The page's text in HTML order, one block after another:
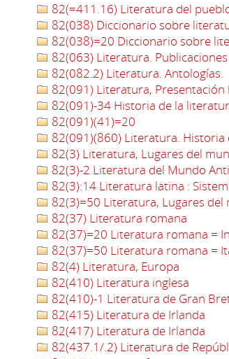
82(=411.16) Literatura del
82(038) Diccionario sobre
82(038)=20 Diccionario sobre
82(063) Literatura.
82(082.2) Literatura. Antologías.
82(091) Literatura,
82(091)-34 Historia de la
82(091)(41)=20
82(091)(860) Literatura.
82(3) Literatura, Lugares del
82(3)-2 Literatura del Mundo
82(3):14 Literatura latina :
82(3)=50 Literatura, Lugares
82(37) Literatura romana
82(37)=20 Literatura romana =
82(37)=50 Literatura romana =
82(4) Literatura, Europa
82(410) Literatura inglesa
82(410)-1 Literatura de Gran
82(415) Literatura de Irlanda
82(417) Literatura de Irlanda
82(437.1/.2) Literatura de